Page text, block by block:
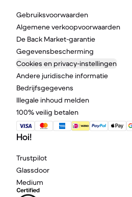
Gebruiksvoorwaarden
Algemene verkoopvoorwaarden
De Back Market-garantie
Gegevensbescherming
Cookies en privacy-instellingen
Andere juridische informatie
Bedrijfsgegevens
Illegale inhoud melden
100% veilig betalen
Hoi!
Trustpilot
Glassdoor
Medium